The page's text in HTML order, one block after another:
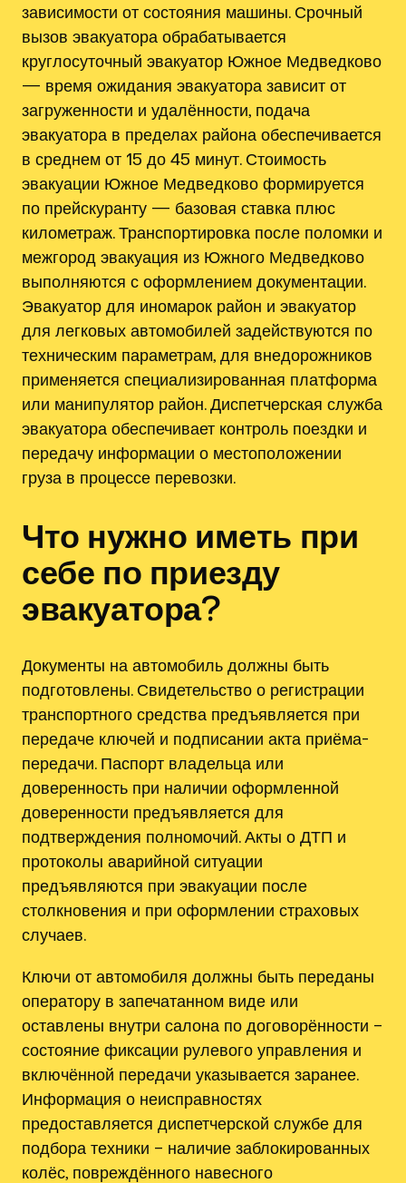
зависимости от состояния машины. Срочный
вызов эвакуатора обрабатывается
круглосуточный эвакуатор Южное Медведково
— время ожидания эвакуатора зависит от
загруженности и удалённости, подача
эвакуатора в пределах района обеспечивается
в среднем от 15 до 45 минут. Стоимость
эвакуации Южное Медведково формируется
по прейскуранту — базовая ставка плюс
километраж. Транспортировка после поломки и
межгород эвакуация из Южного Медведково
выполняются с оформлением документации.
Эвакуатор для иномарок район и эвакуатор
для легковых автомобилей задействуются по
техническим параметрам, для внедорожников
применяется специализированная платформа
или манипулятор район. Диспетчерская служба
эвакуатора обеспечивает контроль поездки и
передачу информации о местоположении
груза в процессе перевозки.
Что нужно иметь при
себе по приезду
эвакуатора?
Документы на автомобиль должны быть
подготовлены. Свидетельство о регистрации
транспортного средства предъявляется при
передаче ключей и подписании акта приёма-
передачи. Паспорт владельца или
доверенность при наличии оформленной
доверенности предъявляется для
подтверждения полномочий. Акты о ДТП и
протоколы аварийной ситуации
предъявляются при эвакуации после
столкновения и при оформлении страховых
случаев.
Ключи от автомобиля должны быть переданы
оператору в запечатанном виде или
оставлены внутри салона по договорённости –
состояние фиксации рулевого управления и
включённой передачи указывается заранее.
Информация о неисправностях
предоставляется диспетчерской службе для
подбора техники – наличие заблокированных
колёс, повреждённого навесного